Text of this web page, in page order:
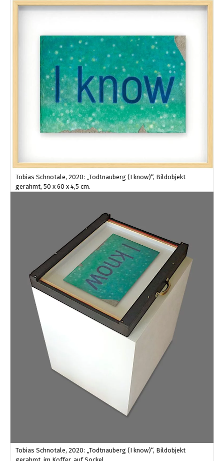
Tobias Schnotale, 2020: „Todtnauberg (I know)“, Bildobjekt
gerahmt, 50 x 60 x 4,5 cm.
Tobias Schnotale, 2020: „Todtnauberg (I know)“, Bildobjekt